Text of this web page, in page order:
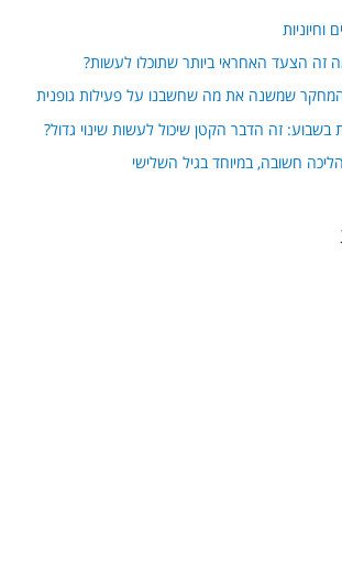
וחיוניות
זה הצעד האחראי ביותר שתוכלו לעשות?
זה הדבר הקטן שיכול לעשות שינוי גדול?
חשובה, במיוחד בגיל השלישי